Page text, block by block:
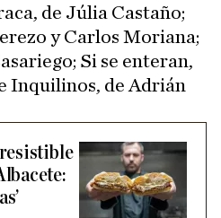
de Júlia Castaño;
y Carlos Moriana;
Si se enteran,
Inquilinos, de Adrián